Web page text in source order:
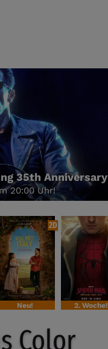
35th Anniversary
20:00 Uhr!
2D
Neu! 2. Woche!
Color